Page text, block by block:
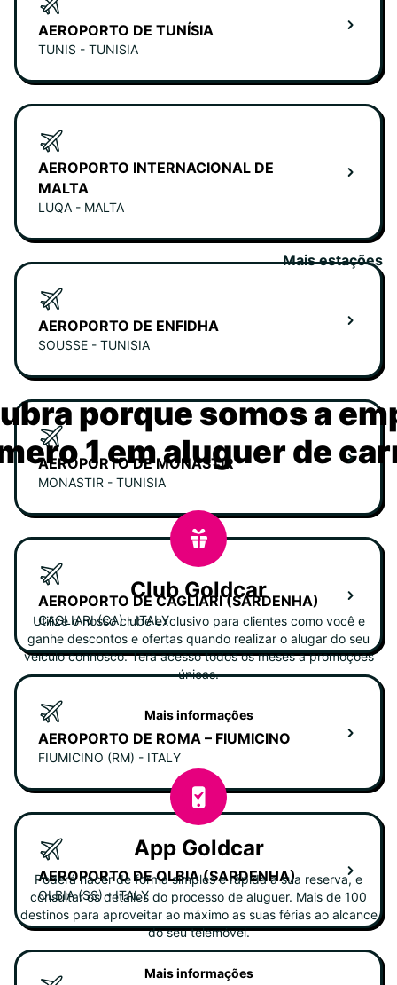
AEROPORTO DE TUNÍSIA
TUNIS - TUNISIA
AEROPORTO INTERNACIONAL DE
MALTA
LUQA - MALTA
AEROPORTO DE ENFIDHA
SOUSSE - TUNISIA
AEROPORTO DE MONASTIR
MONASTIR - TUNISIA
AEROPORTO DE CAGLIARI (SARDENHA)
CAGLIARI (CA) - ITALY
AEROPORTO DE ROMA – FIUMICINO
FIUMICINO (RM) - ITALY
AEROPORTO DE OLBIA (SARDENHA)
OLBIA (SS) - ITALY
Mais estações
porque somos a
1 em aluguer de
Club Goldcar
Utilize o nosso clube exclusivo para clientes como você e
ganhe descontos e ofertas quando realizar o alugar do seu
veiculo connosco. Terá acesso todos os meses a promoções
únicas.
Mais informações
App Goldcar
Poderá hacer de forma simples e rápida a sua reserva, e
consultar os detalles do processo de aluguer. Mais de 100
destinos para aproveitar ao máximo as suas férias ao alcance
do seu telemóvel.
Mais informações